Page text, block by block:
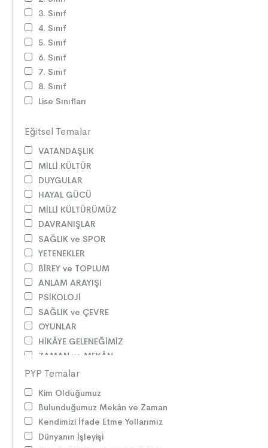
3. Sınıf
4. Sınıf
5. Sınıf
6. Sınıf
7. Sınıf
8. Sınıf
Lise Sınıfları
Eğitsel Temalar
VATANDAŞLIK
MİLLİ KÜLTÜR
DUYGULAR
HAYAL GÜCÜ
MİLLİ KÜLTÜRÜMÜZ
DAVRANIŞLAR
SAĞLIK ve SPOR
YETENEKLER
BİREY ve TOPLUM
ANLAM ARAYIŞI
PSİKOLOJİ
SAĞLIK ve ÇEVRE
OYUNLAR
HİKÂYE GELENEĞİMİZ
ZAMAN ve MEKÂN
SOSYAL İLİŞKİLER
İLETİŞİM
SORUMLULUKLAR
HAK ve ÖZGÜRLÜKLER
PYP Temalar
Kim Olduğumuz
Bulunduğumuz Mekân ve Zaman
Kendimizi İfade Etme Yollarımız
Dünyanın İşleyişi